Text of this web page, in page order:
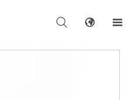
  